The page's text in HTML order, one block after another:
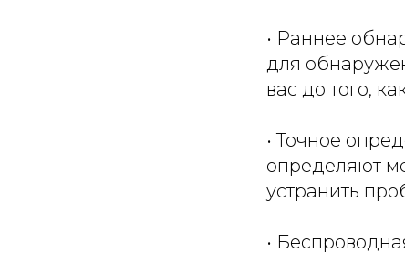
• Раннее
для
вас до того,
• Точное
определяют
устранить
•